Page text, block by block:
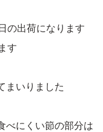
の出荷になります
す
まいりました
べにくい節の部分は